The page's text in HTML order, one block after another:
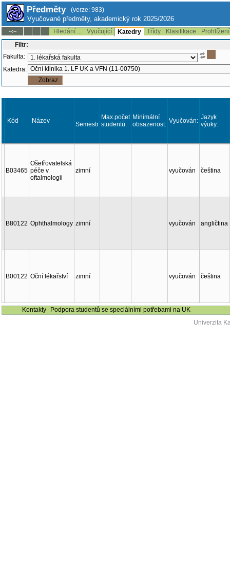
Předměty (verze: 983)
Vyučované předměty, akademický rok 2025/2026
--:-- Hledání ... Vyučující Katedry Třídy Klasifikace
Filtr:
Fakulta:
Katedra:
Kód Název Semestr
Max.počet
studentů:
Minimální
obsazenost: Vyučován: Jazyk
výuky:
B03465
Ošetřovatelská
péče v
oftalmologii
zimní vyučován čeština
B80122 Ophthalmology zimní vyučován angličtina
B00122 Oční lékařství zimní vyučován čeština
Kontakty
Podpora studentů se speciálními potřebami na UK
Univerzita